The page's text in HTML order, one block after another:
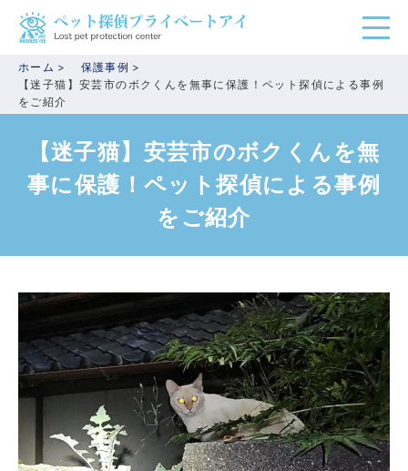
ホーム
保護事例
【迷子猫】安芸市のボクくんを無事に保護！ペット探偵による事例
をご紹介
【迷子猫】安芸市のボクくんを無
事に保護！ペット探偵による事例
をご紹介